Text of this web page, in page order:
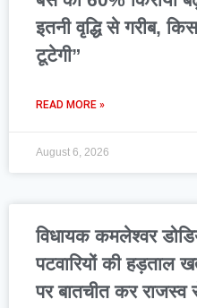
इतनी वृद्धि से गरीब,
टूटेगी”
READ MORE »
August 6, 2026
विधायक कमलेश्वर
पटवारियों की हड़ताल
पर बातचीत कर राजस्व